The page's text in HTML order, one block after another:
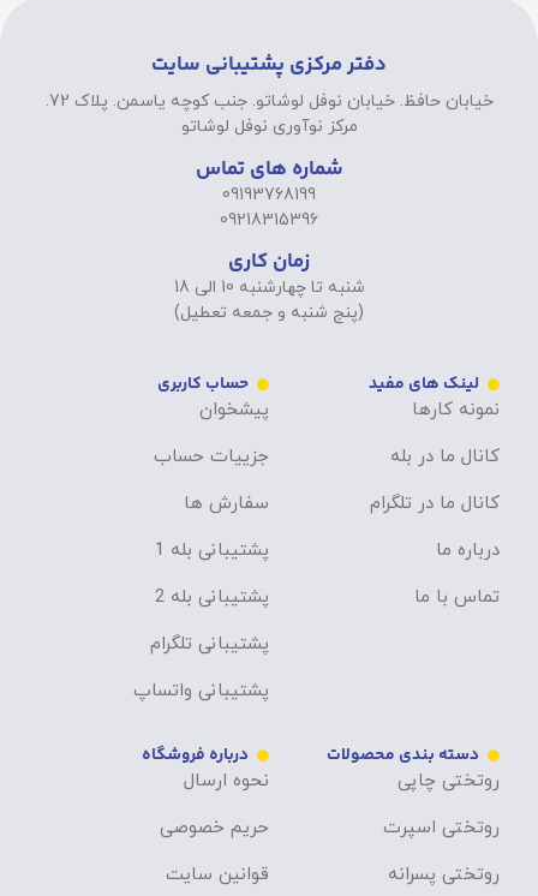
دفتر مرکزی پشتیبانی سایت
خیابان حافظ. خیابان نوفل لوشاتو. جنب کوچه یاسمن. پلاک 72.
مرکز نوآوری نوفل لوشاتو
شماره های تماس
09193768199
09218315396
زمان کاری
شنبه تا چهارشنبه 10 الی 18
(پنج شنبه و جمعه تعطیل)
لینک های مفید
نمونه کارها
کانال ما در بله
کانال ما در تلگرام
درباره ما
تماس با ما
حساب کاربری
پیشخوان
جزییات حساب
سفارش ها
پشتیبانی بله 1
پشتیبانی بله 2
پشتیبانی تلگرام
پشتیبانی واتساپ
دسته بندی محصولات
روتختی چاپی
روتختی اسپرت
روتختی پسرانه
درباره فروشگاه
نحوه ارسال
حریم خصوصی
قوانین سایت